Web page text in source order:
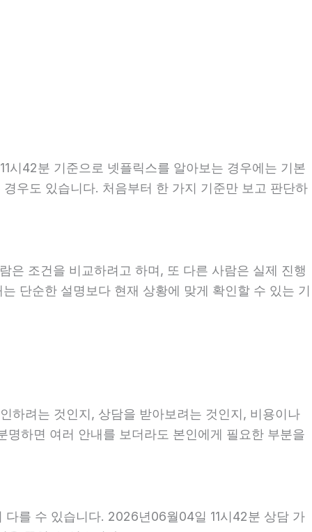
시42분 기준으로 넷플릭스를 알아보는 경우에는 기본
우도 있습니다. 처음부터 한 가지 기준만 보고 판단하
은 조건을 비교하려고 하며, 또 다른 사람은 실제 진행
단순한 설명보다 현재 상황에 맞게 확인할 수 있는 기
하려는 것인지, 상담을 받아보려는 것인지, 비용이나
하면 여러 안내를 보더라도 본인에게 필요한 부분을
를 수 있습니다. 2026년06월04일 11시42분 상담 가